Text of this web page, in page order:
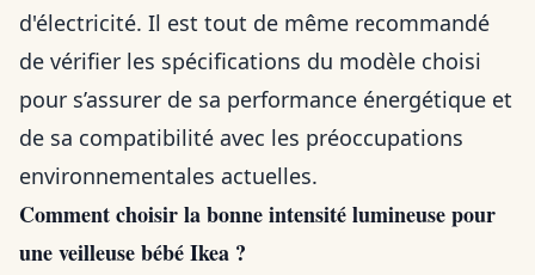
d'électricité. Il est tout de même recommandé
de vérifier les spécifications du modèle choisi
pour s’assurer de sa performance énergétique et
de sa compatibilité avec les préoccupations
environnementales actuelles.
Comment choisir la bonne intensité lumineuse pour
une veilleuse bébé Ikea ?